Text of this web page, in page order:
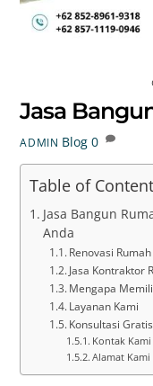
Jasa
ADMIN Blog 0
Table of
Jasa Bangun
Anda
Renovasi
Jasa Kontraktor
Mengapa
Layanan Kami
Konsultasi Gratis
Kontak Kami
Alamat Kami